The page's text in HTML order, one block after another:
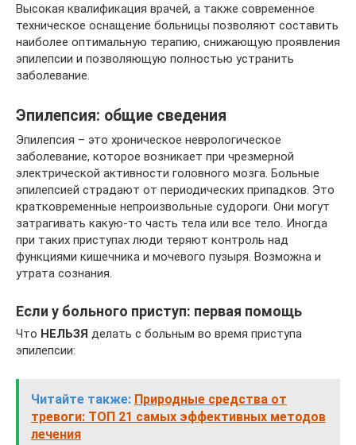
Высокая квалификация врачей, а также современное
техническое оснащение больницы позволяют составить
наиболее оптимальную терапию, снижающую проявления
эпилепсии и позволяющую полностью устранить
заболевание.
Эпилепсия: общие сведения
Эпилепсия – это хроническое неврологическое
заболевание, которое возникает при чрезмерной
электрической активности головного мозга. Больные
эпилепсией страдают от периодических припадков. Это
кратковременные непроизвольные судороги. Они могут
затрагивать какую-то часть тела или все тело. Иногда
при таких приступах люди теряют контроль над
функциями кишечника и мочевого пузыря. Возможна и
утрата сознания.
Если у больного приступ: первая помощь
Что НЕЛЬЗЯ делать с больным во время приступа
эпилепсии:
Читайте также: Природные средства от
тревоги: ТОП 21 самых эффективных методов
лечения